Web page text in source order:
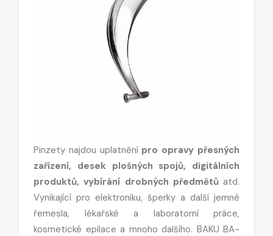
Pinzety najdou uplatnění pro opravy přesných
zařízení, desek plošných spojů, digitálních
produktů, vybírání drobných předmětůatd.
Vynikající pro elektroniku, šperky a další jemné
řemesla, lékařské a laboratorní práce,
kosmetické epilace a mnoho dalšího. BAKU BA-